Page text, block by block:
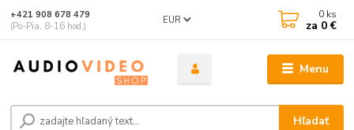
Menu
EUR
Hľadať
+421 908 678 479
(Po-Pia, 8-16 hod.)
0 ks
za 0 €